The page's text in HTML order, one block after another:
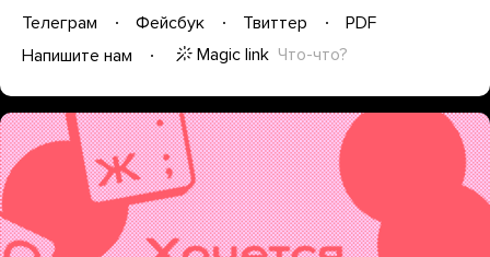
Телеграм Фейсбук Твиттер
PDF
Напишите нам
Magic link Что-что?